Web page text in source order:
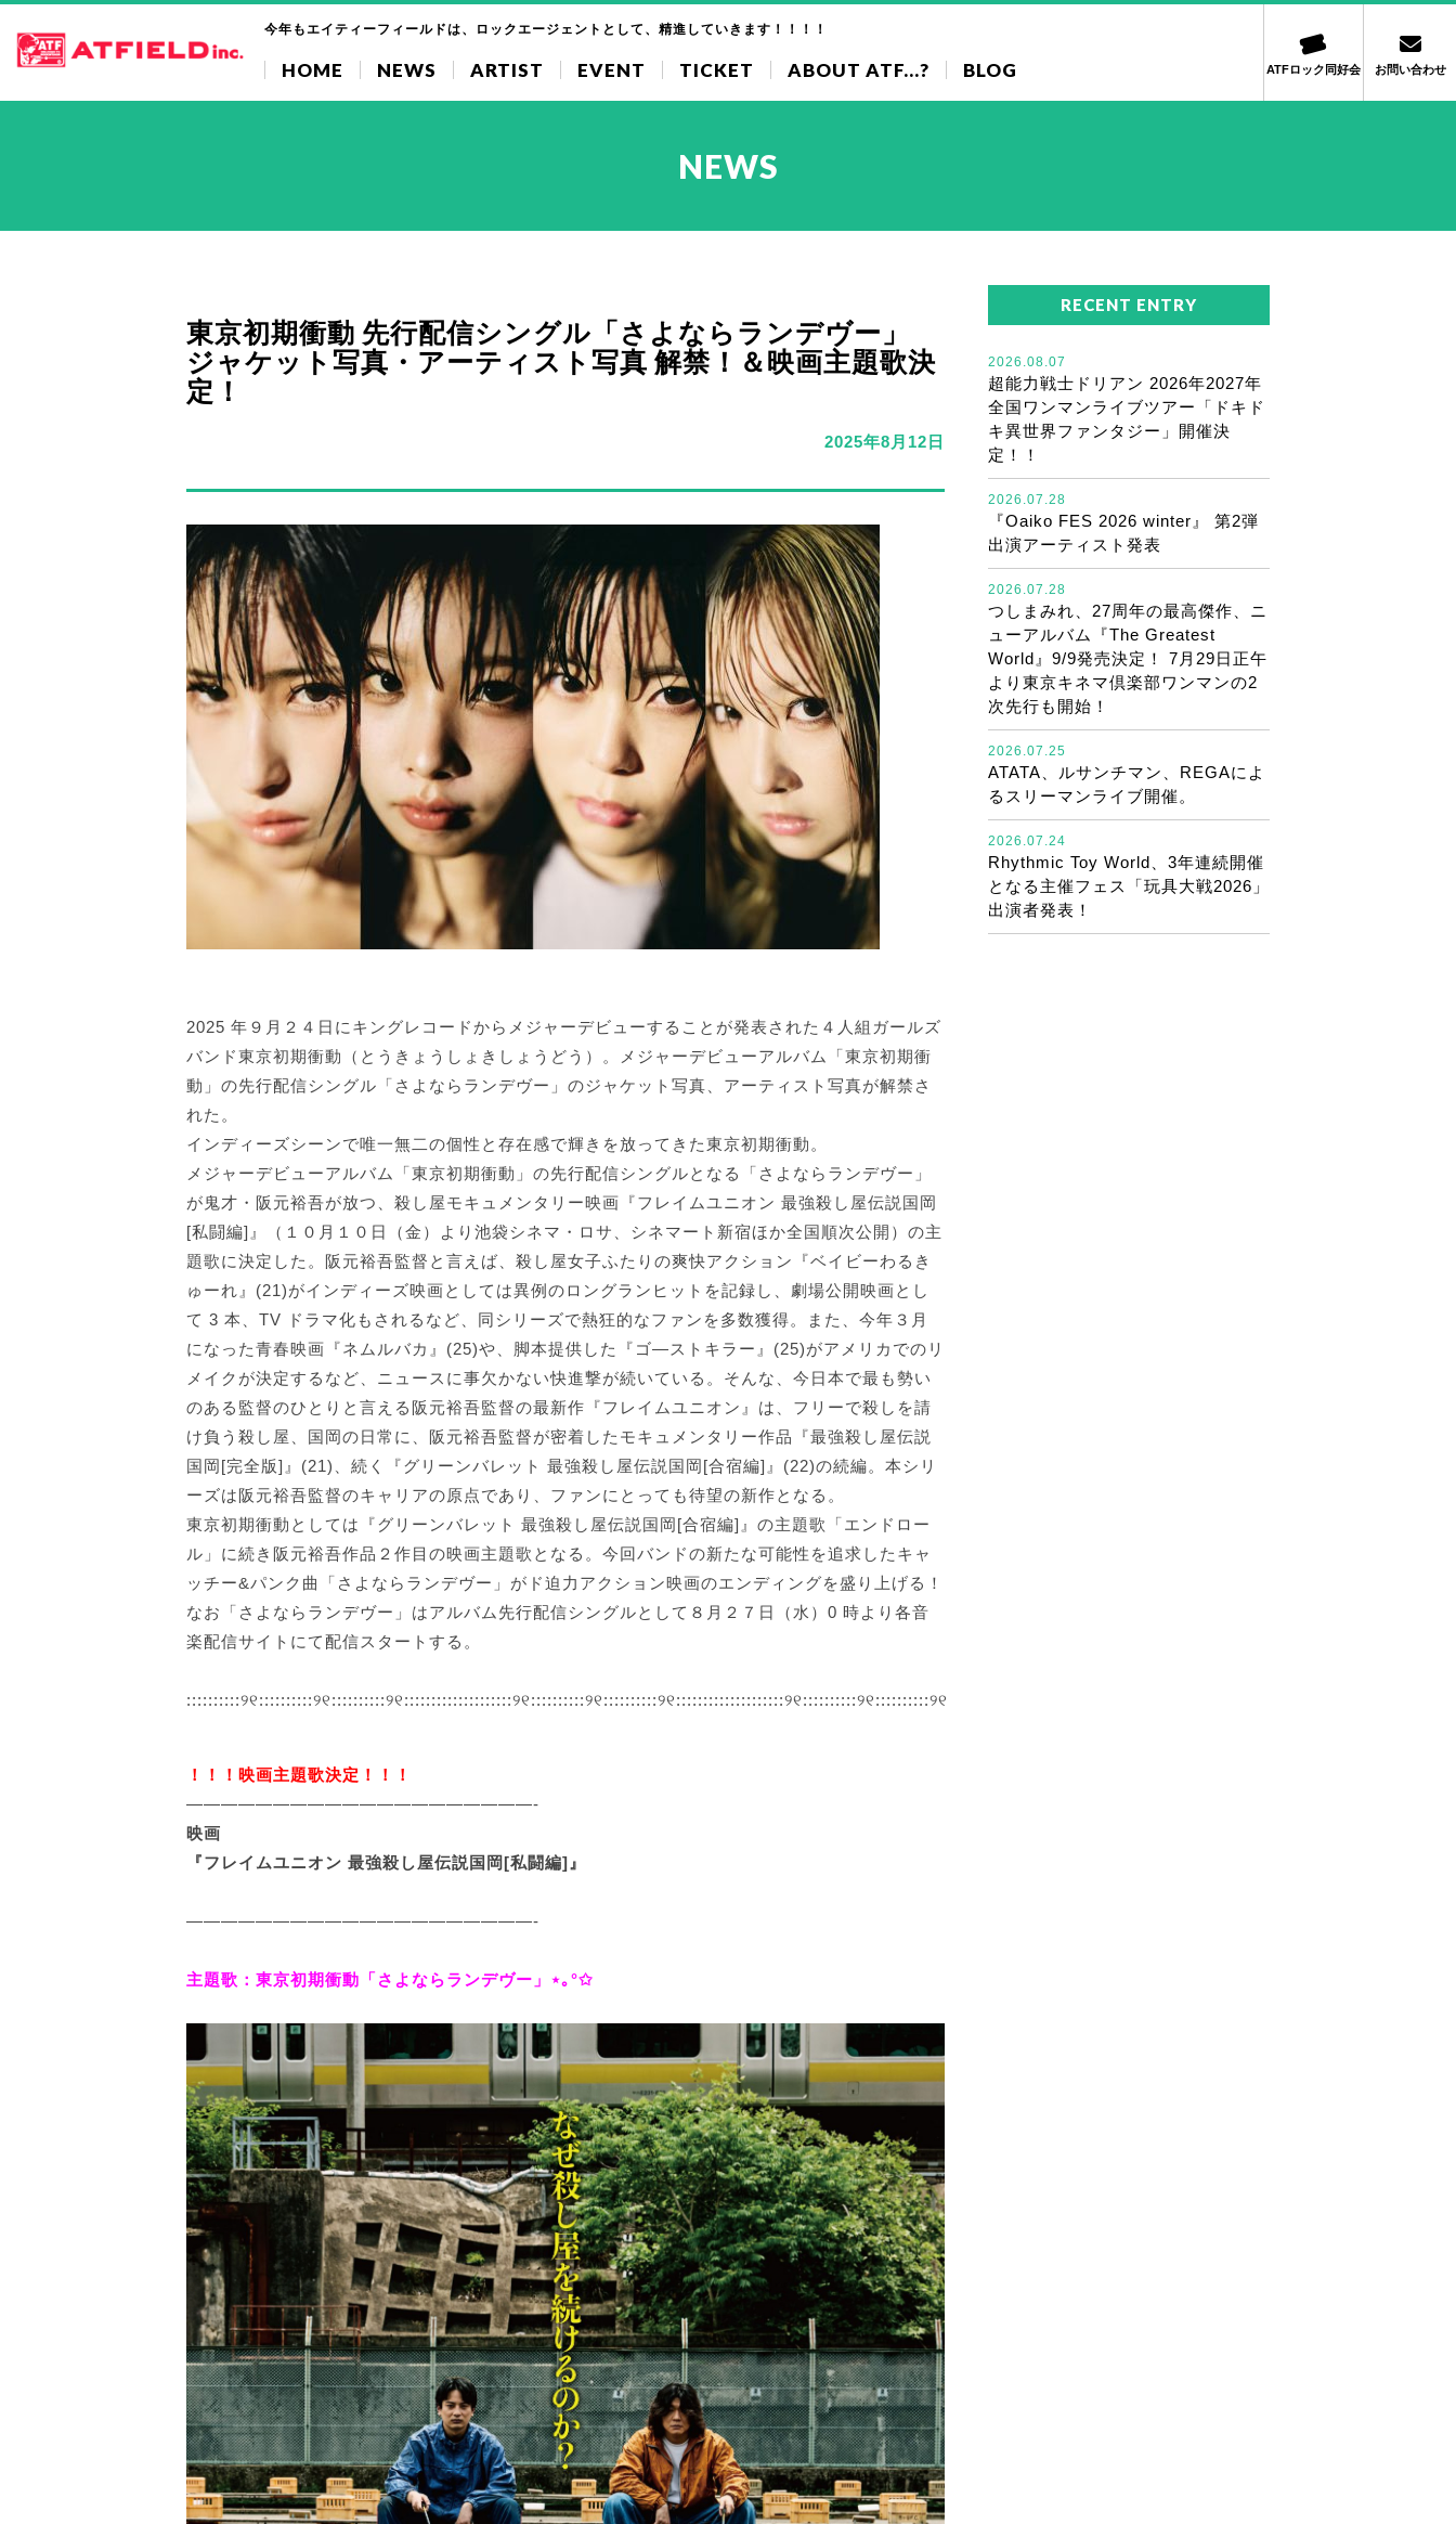
今年もエイティーフィールドは、ロックエージェントとして、精進していきます！！！！
HOME NEWS ARTIST EVENT TICKET ABOUT ATF...? BLOG ATFロック同好会 お問い合わせ
NEWS
東京初期衝動 先行配信シングル「さよならランデヴー」
ジャケット写真・アーティスト写真 解禁！＆映画主題歌決
定！
2025年8月12日
2025 年９月２４日にキングレコードからメジャーデビューすることが発表された４人組ガールズ
バンド東京初期衝動（とうきょうしょきしょうどう）。メジャーデビューアルバム「東京初期衝
動」の先行配信シングル「さよならランデヴー」のジャケット写真、アーティスト写真が解禁さ
れた。
インディーズシーンで唯一無二の個性と存在感で輝きを放ってきた東京初期衝動。
メジャーデビューアルバム「東京初期衝動」の先行配信シングルとなる「さよならランデヴー」
が鬼才・阪元裕吾が放つ、殺し屋モキュメンタリー映画『フレイムユニオン 最強殺し屋伝説国岡
[私闘編]』（１０月１０日（金）より池袋シネマ・ロサ、シネマート新宿ほか全国順次公開）の主
題歌に決定した。阪元裕吾監督と言えば、殺し屋女子ふたりの爽快アクション『ベイビーわるき
ゅーれ』(21)がインディーズ映画としては異例のロングランヒットを記録し、劇場公開映画とし
て 3 本、TV ドラマ化もされるなど、同シリーズで熱狂的なファンを多数獲得。また、今年３月
になった青春映画『ネムルバカ』(25)や、脚本提供した『ゴ―ストキラー』(25)がアメリカでのリ
メイクが決定するなど、ニュースに事欠かない快進撃が続いている。そんな、今日本で最も勢い
のある監督のひとりと言える阪元裕吾監督の最新作『フレイムユニオン』は、フリーで殺しを請
け負う殺し屋、国岡の日常に、阪元裕吾監督が密着したモキュメンタリー作品『最強殺し屋伝説
国岡[完全版]』(21)、続く『グリーンバレット 最強殺し屋伝説国岡[合宿編]』(22)の続編。本シリ
ーズは阪元裕吾監督のキャリアの原点であり、ファンにとっても待望の新作となる。
東京初期衝動としては『グリーンバレット 最強殺し屋伝説国岡[合宿編]』の主題歌「エンドロー
ル」に続き阪元裕吾作品２作目の映画主題歌となる。今回バンドの新たな可能性を追求したキャ
ッチー&パンク曲「さよならランデヴー」がド迫力アクション映画のエンディングを盛り上げる！
なお「さよならランデヴー」はアルバム先行配信シングルとして８月２７日（水）0 時より各音
楽配信サイトにて配信スタートする。
::::::::::୨୧::::::::::୨୧::::::::::୨୧::::::::::::::::::::୨୧::::::::::୨୧::::::::::୨୧::::::::::::::::::::୨୧::::::::::୨୧::::::::::୨୧
！！！映画主題歌決定！！！
————————————————————-
映画
『フレイムユニオン 最強殺し屋伝説国岡[私闘編]』
————————————————————-
主題歌： 東京初期衝動「さよならランデヴー」⋆｡°✩
RECENT ENTRY
2026.08.07
超能力戦士ドリアン 2026年2027年
全国ワンマンライブツアー「ドキド
キ異世界ファンタジー」開催決
定！！
2026.07.28
『Oaiko FES 2026 winter』 第2弾
出演アーティスト発表
2026.07.28
つしまみれ、27周年の最高傑作、ニ
ューアルバム『The Greatest
World』9/9発売決定！ 7月29日正午
より東京キネマ倶楽部ワンマンの2
次先行も開始！
2026.07.25
ATATA、ルサンチマン、REGAによ
るスリーマンライブ開催。
2026.07.24
Rhythmic Toy World、3年連続開催
となる主催フェス「玩具大戦2026」
出演者発表！